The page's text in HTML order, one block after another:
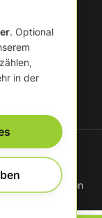
Einstellungen
. Optional
in der